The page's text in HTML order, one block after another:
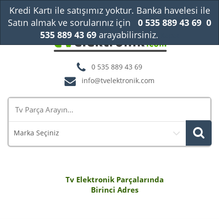
0 535 889 43 69
info@tvelektronik.com
Marka Seçiniz
Tv Elektronik Parçalarında
Birinci Adres
Kredi Kartı ile satışımız yoktur. Banka havelesi ile
Satın almak ve sorularınız için
0 535 889 43 69 0
535 889 43 69arayabilirsiniz.